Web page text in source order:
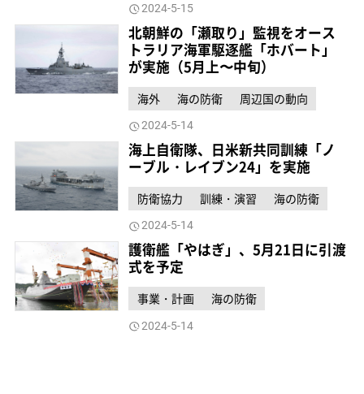
2024-5-15
北朝鮮の「瀬取り」監視をオース
トラリア海軍駆逐艦「ホバート」
が実施（5月上〜中旬）
海外 海の防衛 周辺国の動向
2024-5-14
海上自衛隊、日米新共同訓練「ノ
ーブル・レイブン24」を実施
防衛協力 訓練・演習 海の防衛
2024-5-14
護衛艦「やはぎ」、5月21日に引渡
式を予定
事業・計画 海の防衛
2024-5-14